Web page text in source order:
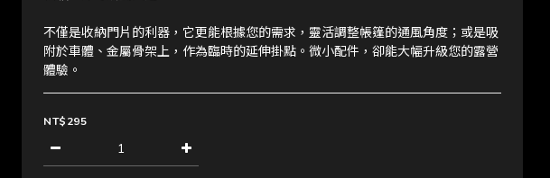
不僅是收納門片的利器，它更能根據您的需求，靈活調整帳篷的通風角度；或是吸
附於車體、金屬骨架上，作為臨時的延伸掛點。微小配件，卻能大幅升級您的露營
體驗。
NT$295